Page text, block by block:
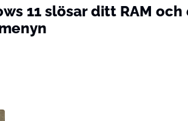
11 slösar ditt RAM och